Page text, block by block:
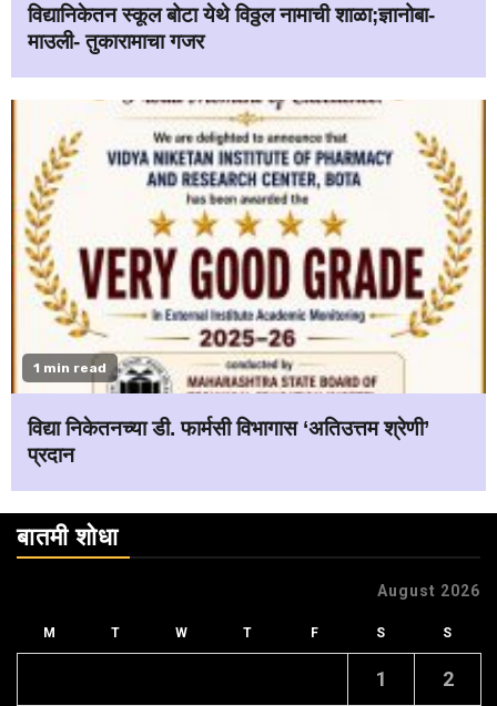
विद्यानिकेतन स्कूल बोटा येथे विठ्ठल नामाची शाळा;ज्ञानोबा-
माउली- तुकारामाचा गजर
1 min read
विद्या निकेतनच्या डी. फार्मसी विभागास ‘अतिउत्तम श्रेणी’
प्रदान
बातमी शोधा
August 2026
M T W T F S S
1 2